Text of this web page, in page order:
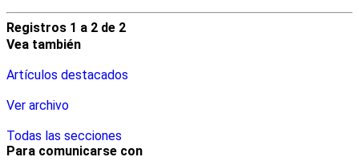
Registros 1 a 2 de 2
Vea también
Artículos destacados
Ver archivo
Todas las secciones
Para comunicarse con